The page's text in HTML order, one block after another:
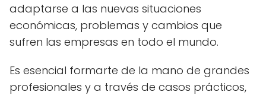
adaptarse a las nuevas situaciones
económicas, problemas y cambios que
sufren las empresas en todo el mundo.
Es esencial formarte de la mano de grandes
profesionales y a través de casos prácticos,